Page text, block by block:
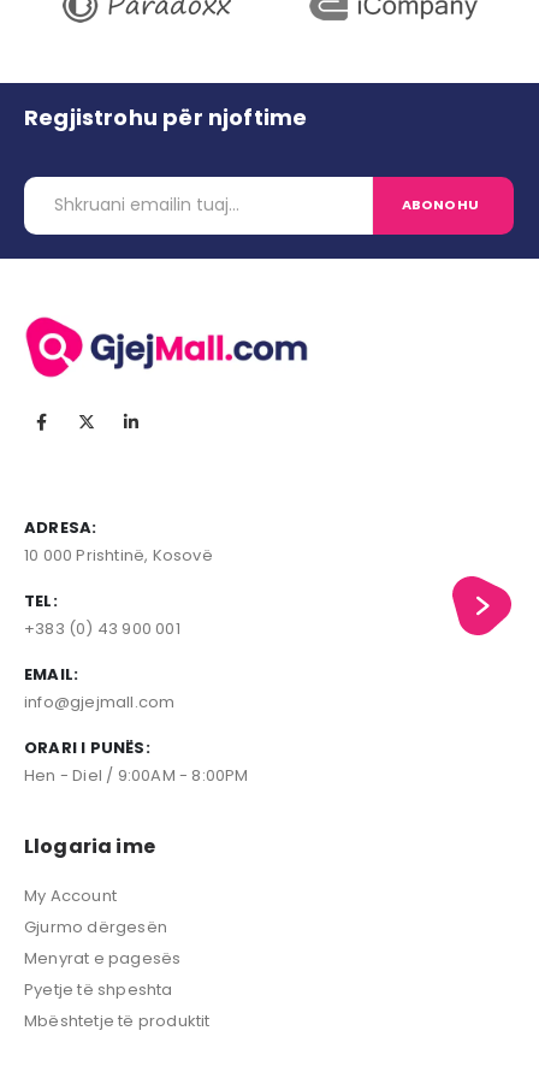
Regjistrohu për njoftime
ADRESA:
10 000 Prishtinë, Kosovë
TEL:
+383 (0) 43 900 001
EMAIL:
info@gjejmall.com
ORARI I PUNËS:
Hen - Diel / 9:00AM - 8:00PM
Llogaria ime
My Account
Gjurmo dërgesën
Menyrat e pagesës
Pyetje të shpeshta
Mbështetje të produktit